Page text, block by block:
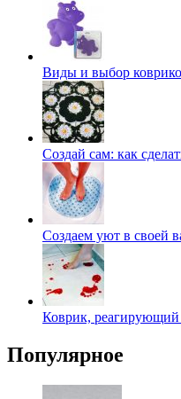
Виды и выбор
Создай сам: как
Создаем уют в своей
Коврик, реагирующий
Популярное